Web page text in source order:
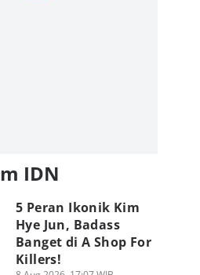
IDN
5 Peran Ikonik Kim
Hye Jun, Badass
Banget di A Shop For
Killers!